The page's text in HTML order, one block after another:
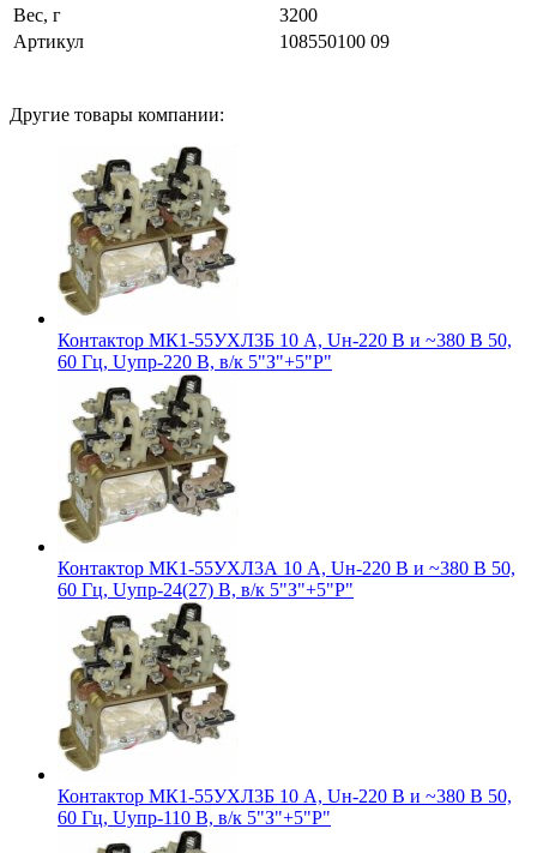
Вес, г
3200
Артикул
108550100 09
Другие товары компании:
Контактор МК1-55УХЛ3Б 10 А, Uн-220 В и ~380 В 50,
60 Гц, Uупр-220 В, в/к 5"З"+5"Р"
Контактор МК1-55УХЛ3А 10 А, Uн-220 В и ~380 В 50,
60 Гц, Uупр-24(27) В, в/к 5"З"+5"Р"
Контактор МК1-55УХЛ3Б 10 А, Uн-220 В и ~380 В 50,
60 Гц, Uупр-110 В, в/к 5"З"+5"Р"